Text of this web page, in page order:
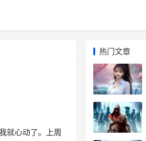
就心动了。上周
热门文章